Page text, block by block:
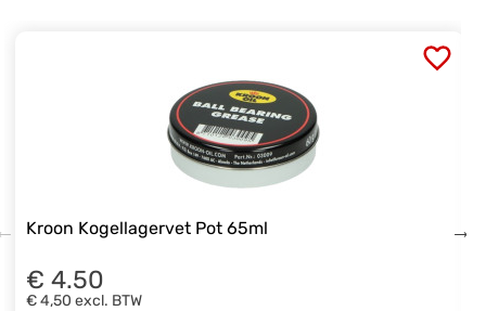
Kroon Kogellagervet Pot 65ml
€ 4.50
€ 4,50 excl. BTW